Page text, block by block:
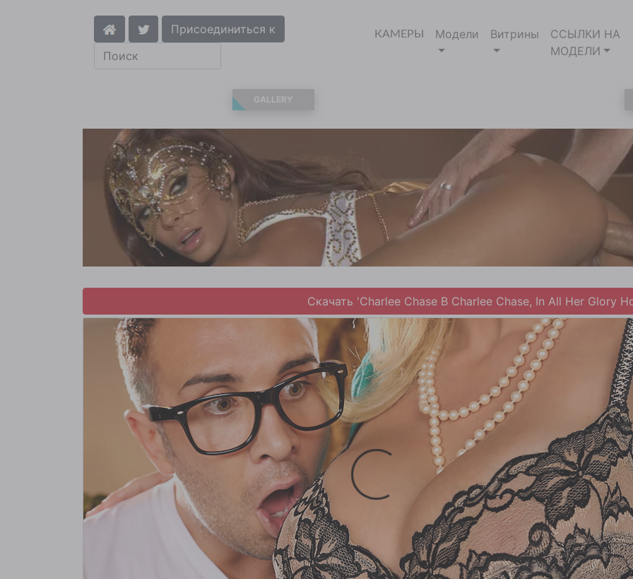
Присоединиться к КАМЕРЫ Модели Витрины
ССЫЛКИ НА
МОДЕЛИ
GALLERY
Скачать 'Charlee Chase В Charlee Chase, In All Her Glory